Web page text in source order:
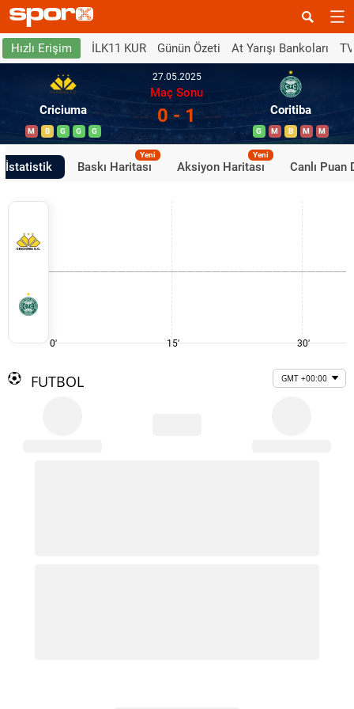
Hızlı Erişim İLK11 KUR Günün Özeti At Yarışı Bankoları
Criciuma
M B G G G
27.05.2025
Maç Sonu
0 - 1 Coritiba
G M B M M
İstatistik Baskı Haritası
Yeni
Aksiyon Haritası
Yeni
Canlı Puan
0' 15' 30'
FUTBOL GMT +00:00